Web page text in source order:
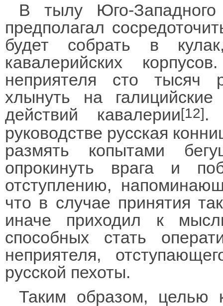
В тылу Юго-
предполагал
будет собрать в
кавалерийских
неприятеля сто тысяч
хлынуть на
действий кавалерии[12].
руководстве русская
размять копытами
опрокинуть врага и
отступлению,
что в случае принятия
иначе приходил к
способных стать
неприятеля,
русской пехоты.
Таким образом, целью